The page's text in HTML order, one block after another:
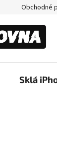
Obchodné
Sklá